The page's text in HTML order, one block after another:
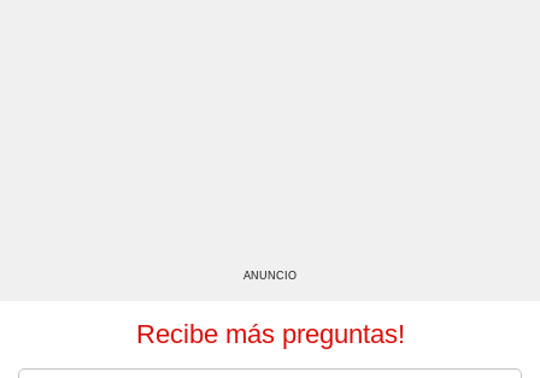
ANUNCIO
Recibe más preguntas!